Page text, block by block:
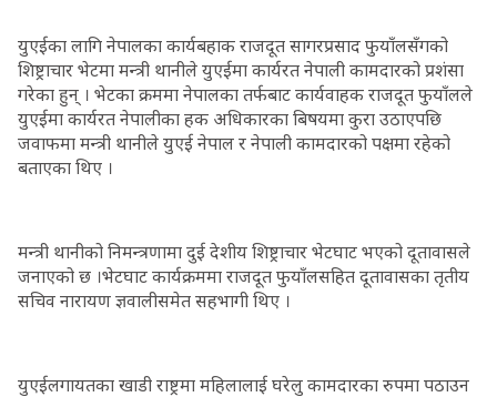
युएईका लागि नेपालका कार्यबहाक राजदूत सागरप्रसाद फुयाँलसँगको
शिष्ट्राचार भेटमा मन्त्री थानीले युएईमा कार्यरत नेपाली कामदारको प्रशंसा
गरेका हुन् । भेटका क्रममा नेपालका तर्फबाट कार्यवाहक राजदूत फुयाँलले
युएईमा कार्यरत नेपालीका हक अधिकारका बिषयमा कुरा उठाएपछि
जवाफमा मन्त्री थानीले युएई नेपाल र नेपाली कामदारको पक्षमा रहेको
बताएका थिए ।
मन्त्री थानीको निमन्त्रणामा दुई देशीय शिष्ट्राचार भेटघाट भएको दूतावासले
जनाएको छ ।भेटघाट कार्यक्रममा राजदूत फुयाँलसहित दूतावासका तृतीय
सचिव नारायण ज्ञवालीसमेत सहभागी थिए ।
युएईलगायतका खाडी राष्ट्रमा महिलालाई घरेलु कामदारका रुपमा पठाउन